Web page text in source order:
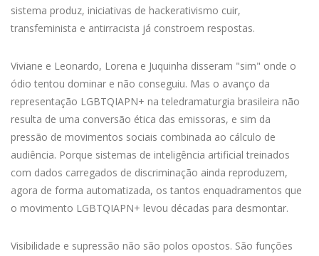
sistema produz, iniciativas de hackerativismo cuir,
transfeminista e antirracista já constroem respostas.
Viviane e Leonardo, Lorena e Juquinha disseram "sim" onde o
ódio tentou dominar e não conseguiu. Mas o avanço da
representação LGBTQIAPN+ na teledramaturgia brasileira não
resulta de uma conversão ética das emissoras, e sim da
pressão de movimentos sociais combinada ao cálculo de
audiência. Porque sistemas de inteligência artificial treinados
com dados carregados de discriminação ainda reproduzem,
agora de forma automatizada, os tantos enquadramentos que
o movimento LGBTQIAPN+ levou décadas para desmontar.
Visibilidade e supressão não são polos opostos. São funções